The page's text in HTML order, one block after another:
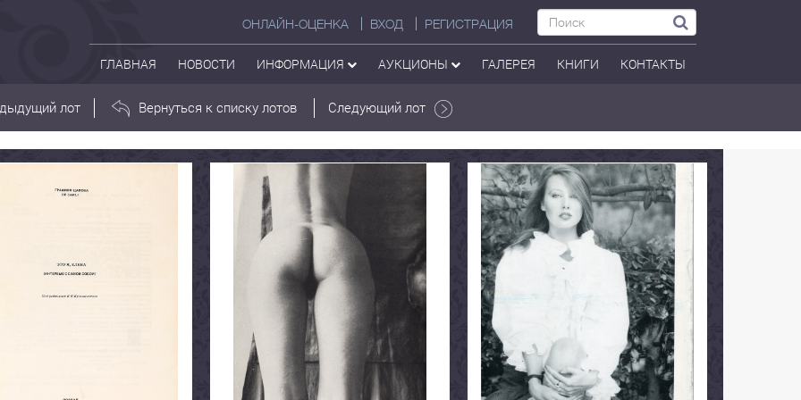
ОНЛАЙН-ОЦЕНКА ВХОД РЕГИСТРАЦИЯ
ГЛАВНАЯ НОВОСТИ ИНФОРМАЦИЯ АУКЦИОНЫ ГАЛЕРЕЯ КНИГИ КОНТАКТЫ
лот Вернуться к списку лотов Следующий лот